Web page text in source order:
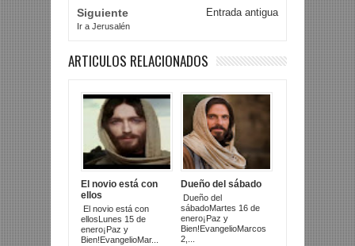
Siguiente
Ir a Jerusalén
Entrada antigua
ARTICULOS RELACIONADOS
El novio está con
ellos
El novio está con
ellosLunes 15 de
enero¡Paz y
Bien!EvangelioMar...
Dueño del sábado
Dueño del
sábadoMartes 16 de
enero¡Paz y
Bien!EvangelioMarcos
2,...